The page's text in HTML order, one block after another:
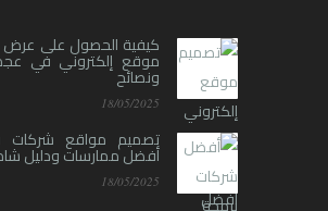
كيفية الحصول على
موقع إلكتروني في
ونصائح
18/05/2025
تصميم مواقع شركات
أفضل ممارسات ودليل
18/05/2025